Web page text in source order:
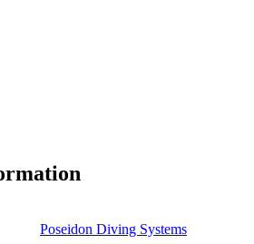
Poseidon Diving Systems